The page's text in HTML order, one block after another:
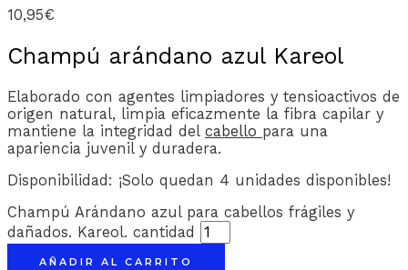
10,95€
Champú arándano azul Kareol
Elaborado con agentes limpiadores y tensioactivos de
origen natural, limpia eficazmente la fibra capilar y
mantiene la integridad del cabello para una
apariencia juvenil y duradera.
Disponibilidad: ¡Solo quedan 4 unidades disponibles!
Champú Arándano azul para cabellos frágiles y
dañados. Kareol. cantidad
AÑADIR AL CARRITO